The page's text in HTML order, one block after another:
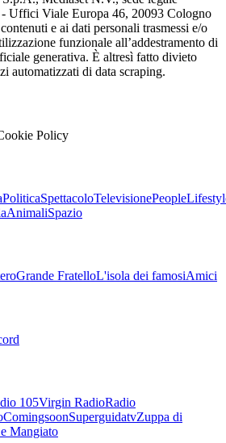
- Uffici Viale Europa 46, 20093 Cologno
e ai dati personali trasmessi e/o
funzionale all’addestramento di
generativa. È altresì fatto divieto
automatizzati di data scraping.
Policy
PoliticaSpettacoloTelevisionePeople
AnimaliSpazio
Grande FratelloL'isola dei famosiAmici
105Virgin RadioRadio
ComingsoonSuperguidatvZuppa di
Mangiato